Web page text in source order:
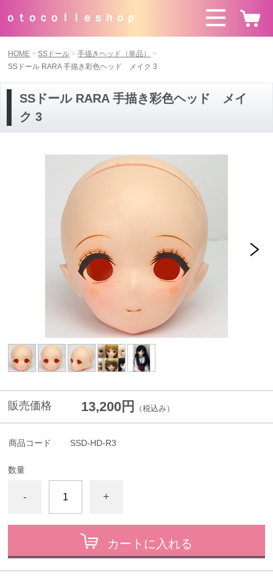
ｏｔｏｃｏｌｌｅｓｈｏｐ
HOME SSドール
手描きヘッド（単品）
SSドール RARA 手描き彩色ヘッド メイク 3
SSドール RARA 手描き彩色ヘッド メイ
ク 3
販売価格 13,200円 （税込み）
商品コード SSD-HD-R3
数量
- +
カートに入れる